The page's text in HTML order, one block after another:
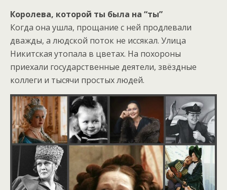
Королева, которой ты была на “ты”
Когда она ушла, прощание с ней продлевали
дважды, а людской поток не иссякал. Улица
Никитская утопала в цветах. На похороны
приехали государственные деятели, звёздные
коллеги и тысячи простых людей.